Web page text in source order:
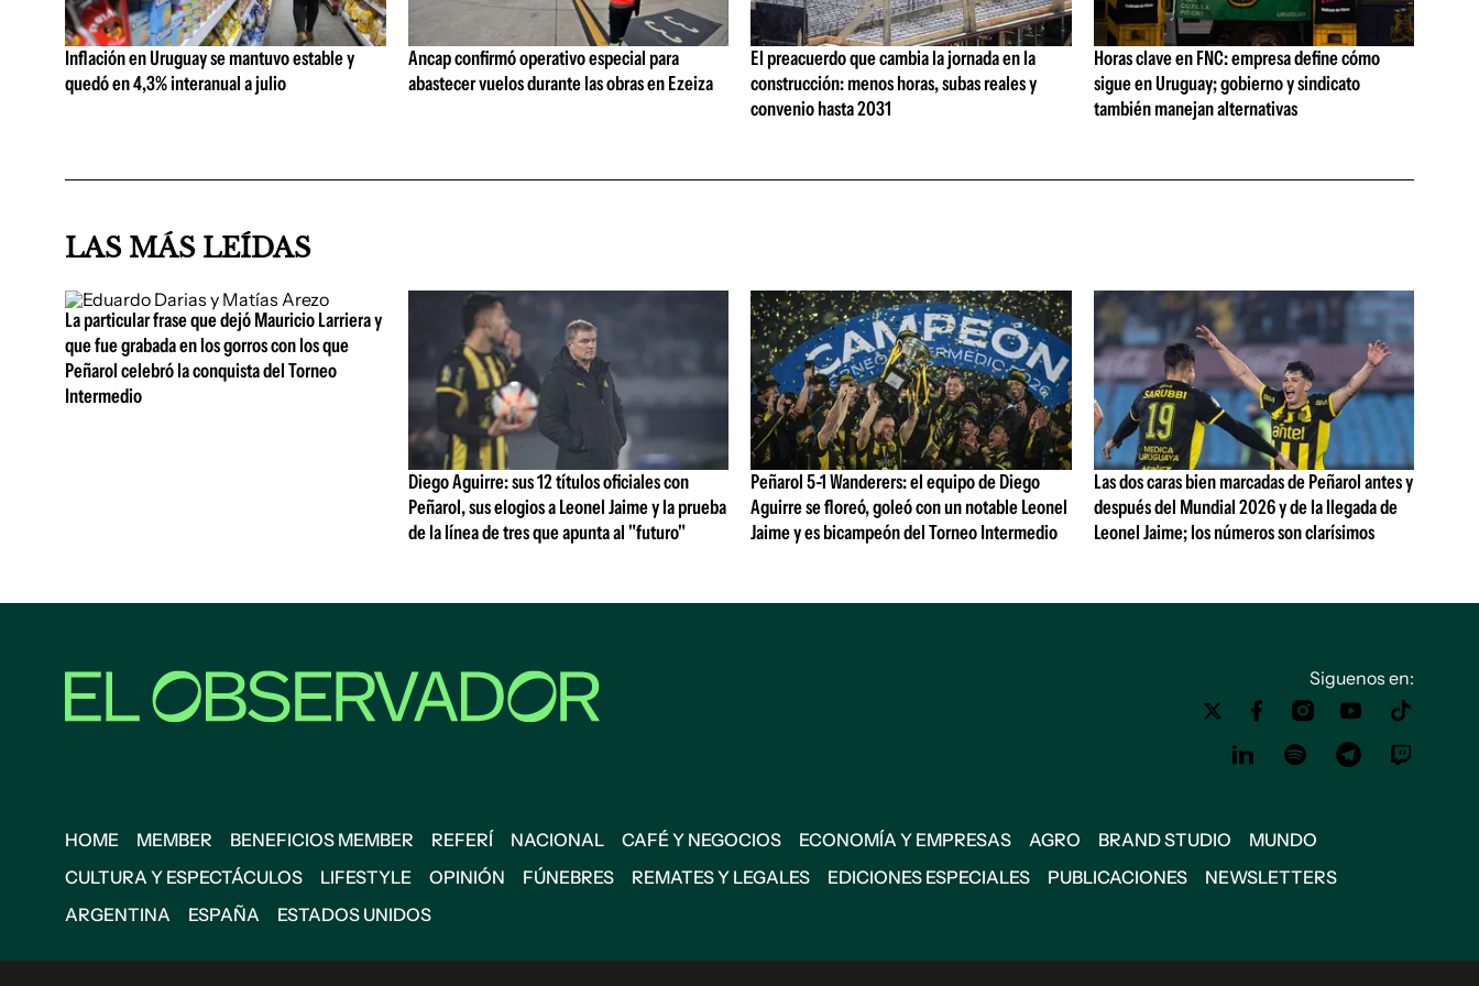
Inflación en Uruguay se mantuvo estable y
quedó en 4,3% interanual a julio
Ancap confirmó operativo especial para
abastecer vuelos durante las obras en Ezeiza
El preacuerdo que cambia la jornada en la
construcción: menos horas, subas reales y
convenio hasta 2031
Horas clave en FNC: empresa define cómo
sigue en Uruguay; gobierno y sindicato
también manejan alternativas
LAS MÁS LEÍDAS
La particular frase que dejó Mauricio Larriera y
que fue grabada en los gorros con los que
Peñarol celebró la conquista del Torneo
Intermedio
Diego Aguirre: sus 12 títulos oficiales con
Peñarol, sus elogios a Leonel Jaime y la prueba
de la línea de tres que apunta al "futuro"
Peñarol 5-1 Wanderers: el equipo de Diego
Aguirre se floreó, goleó con un notable Leonel
Jaime y es bicampeón del Torneo Intermedio
Las dos caras bien marcadas de Peñarol antes y
después del Mundial 2026 y de la llegada de
Leonel Jaime; los números son clarísimos
Siguenos en:
HOME MEMBER BENEFICIOS MEMBER REFERÍ NACIONAL CAFÉ Y NEGOCIOS ECONOMÍA Y EMPRESAS AGRO BRAND STUDIO
MUNDO
CULTURA Y ESPECTÁCULOS
LIFESTYLE OPINIÓN FÚNEBRES REMATES Y LEGALES EDICIONES ESPECIALES PUBLICACIONES
NEWSLETTERS
ARGENTINA
ESPAÑA ESTADOS UNIDOS